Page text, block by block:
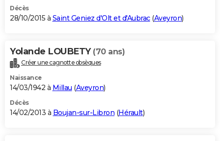
Décès
28/10/2015 à Saint Geniez d'Olt et d'Aubrac(Aveyron)
Yolande LOUBETY (70 ans)
Créer une cagnotte obsèques
Naissance
14/03/1942 à Millau (Aveyron)
Décès
14/02/2013 à Boujan-sur-Libron (Hérault)